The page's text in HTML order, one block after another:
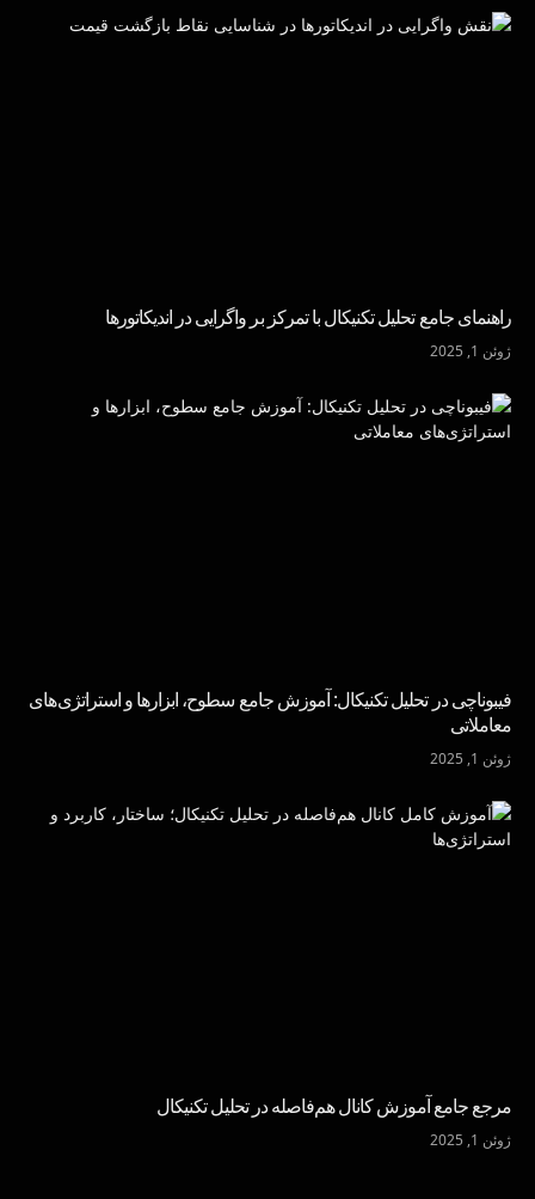
راهنمای جامع تحلیل تکنیکال با تمرکز بر واگرایی در اندیکاتورها
ژوئن 1, 2025
فیبوناچی در تحلیل تکنیکال: آموزش جامع سطوح، ابزارها و استراتژی‌های
معاملاتی
ژوئن 1, 2025
مرجع جامع آموزش کانال هم‌فاصله در تحلیل تکنیکال
ژوئن 1, 2025